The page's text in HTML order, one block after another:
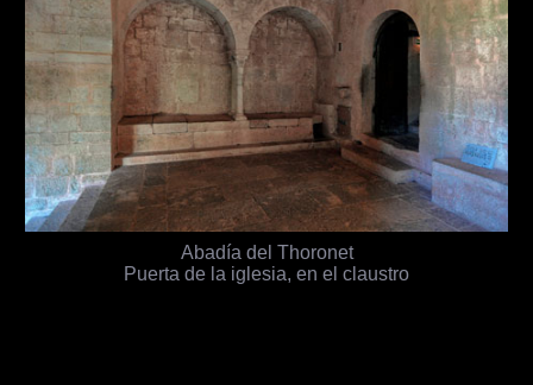
Abadía del Thoronet
Puerta de la iglesia, en el claustro